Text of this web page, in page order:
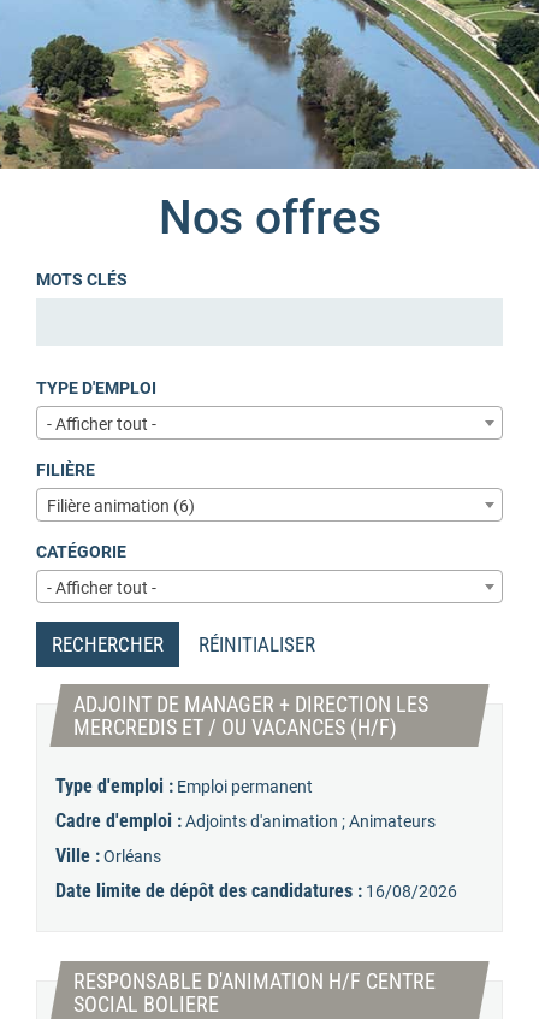
Nos offres
MOTS CLÉS
TYPE D'EMPLOI
- Afficher tout -
FILIÈRE
Filière animation (6)
CATÉGORIE
- Afficher tout -
RECHERCHER RÉINITIALISER
ADJOINT DE MANAGER + DIRECTION LES
MERCREDIS ET / OU VACANCES (H/F) (Nouvelle
Type d'emploi : Emploi permanent
Cadre d'emploi :Adjoints d'animation ; Animateurs
Ville :Orléans
Date limite de dépôt des candidatures : 16/08/2026
RESPONSABLE D'ANIMATION H/F CENTRE
SOCIAL BOLIERE